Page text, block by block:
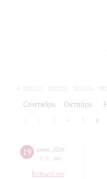
2021/22 2022/23 2023/24
Сентябрь Октябрь
2 3 4 5 6
19 июня 2026
20:00 пт
Большой зал